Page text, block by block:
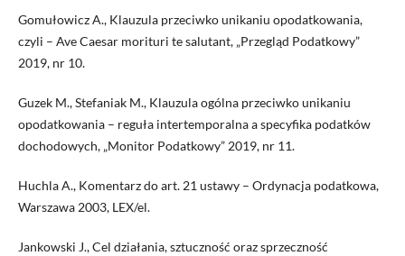
Gomułowicz A., Klauzula przeciwko unikaniu opodatkowania,
czyli – Ave Caesar morituri te salutant, „Przegląd Podatkowy”
2019, nr 10.
Guzek M., Stefaniak M., Klauzula ogólna przeciwko unikaniu
opodatkowania – reguła intertemporalna a specyfika podatków
dochodowych, „Monitor Podatkowy” 2019, nr 11.
Huchla A., Komentarz do art. 21 ustawy – Ordynacja podatkowa,
Warszawa 2003, LEX/el.
Jankowski J., Cel działania, sztuczność oraz sprzeczność